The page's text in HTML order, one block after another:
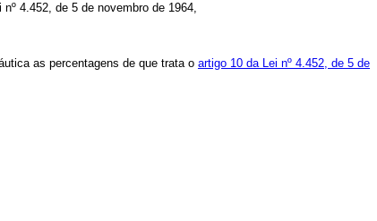
4.452, de 5 de novembro de 1964,
as percentagens de que trata o artigo 10 da Lei nº 4.452, de 5 de